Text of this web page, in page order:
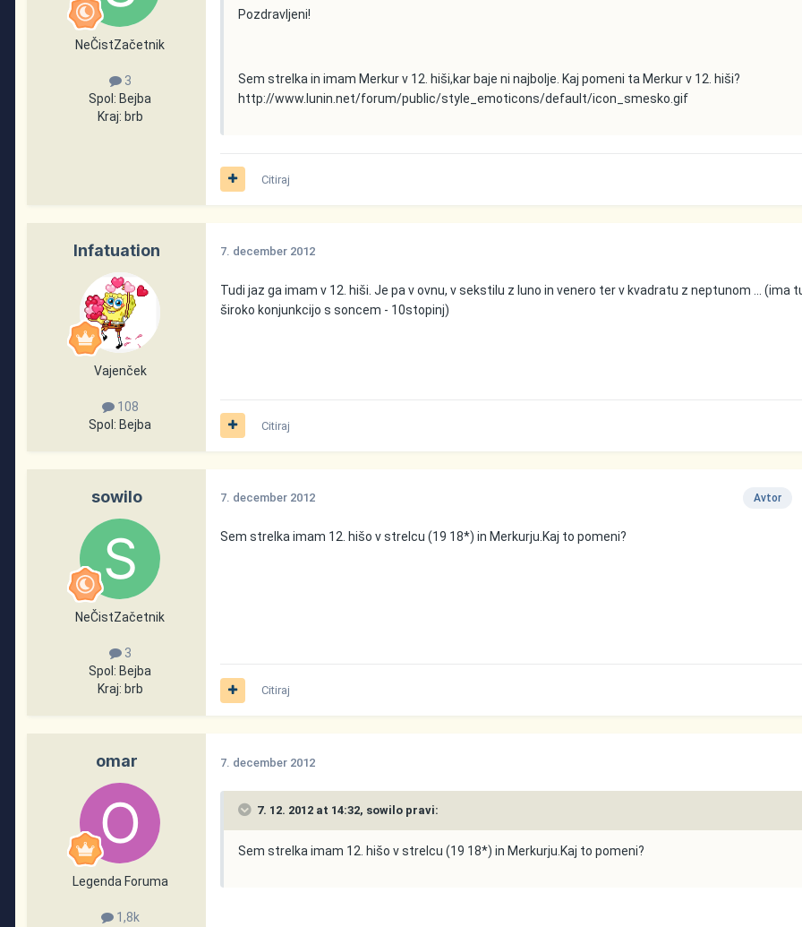
NeČistZačetnik
3
Spol: Bejba
Kraj: brb
Pozdravljeni!
Sem strelka in imam Merkur v 12. hiši,kar baje ni najbolje. Kaj pomeni ta Merkur v 12. hiši?
http://www.lunin.net/forum/public/style_emoticons/default/icon_smesko.gif
Citiraj
Infatuation
Vajenček
108
Spol: Bejba
7. december 2012
Tudi jaz ga imam v 12. hiši. Je pa v ovnu, v sekstilu z luno in venero ter v kvadratu z neptunom ... (ima
široko konjunkcijo s soncem - 10stopinj)
Citiraj
sowilo
NeČistZačetnik
3
Spol: Bejba
Kraj: brb
Avtor
7. december 2012
Sem strelka imam 12. hišo v strelcu (19 18*) in Merkurju.Kaj to pomeni?
Citiraj
omar
Legenda Foruma
1,8k
7. december 2012
7. 12. 2012 at 14:32, sowilo pravi:
Sem strelka imam 12. hišo v strelcu (19 18*) in Merkurju.Kaj to pomeni?